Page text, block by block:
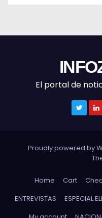
El portal de
Proudly powered by
Home Cart
ENTREVISTAS
ESPECIAL